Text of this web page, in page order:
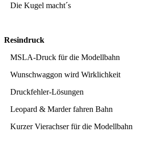
Die Kugel macht´s
Resindruck
MSLA-Druck für die Modellbahn
Wunschwaggon wird Wirklichkeit
Druckfehler-Lösungen
Leopard & Marder fahren Bahn
Kurzer Vierachser für die Modellbahn